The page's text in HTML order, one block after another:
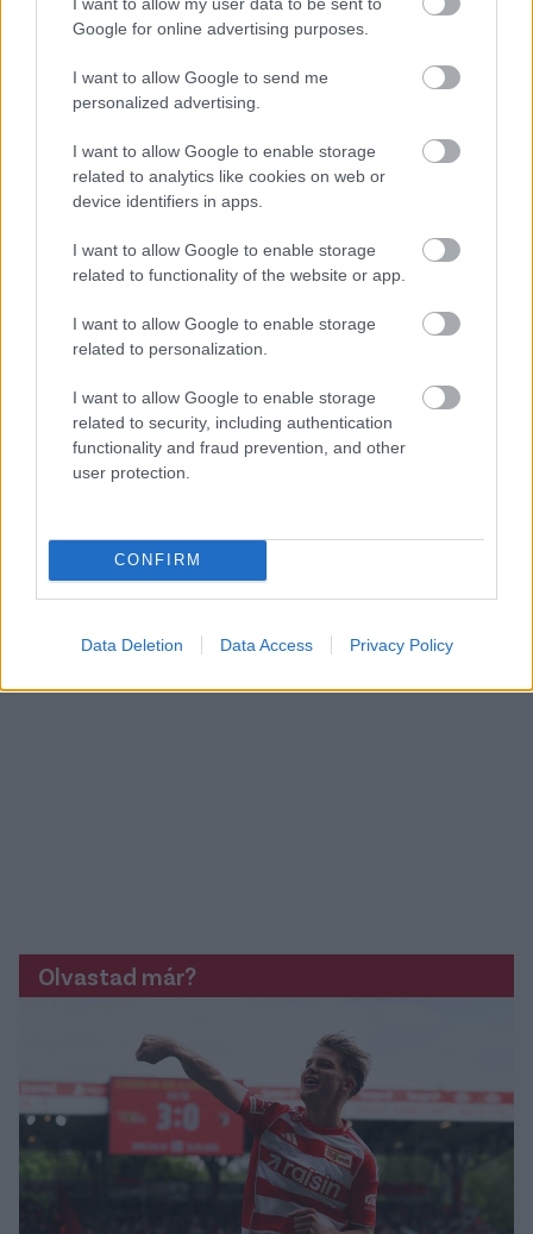
Google for online advertising purposes.
I want to allow Google to send me
personalized advertising.
I want to allow Google to enable storage
related to analytics like cookies on web or
device identifiers in apps.
I want to allow Google to enable storage
related to functionality of the website or app.
I want to allow Google to enable storage
related to personalization.
I want to allow Google to enable storage
related to security, including authentication
functionality and fraud prevention, and other
user protection.
CONFIRM
Data Deletion Data Access Privacy Policy
Hahn második gólja:
Hahn kihagyott 11-ese:
Olvastad már?